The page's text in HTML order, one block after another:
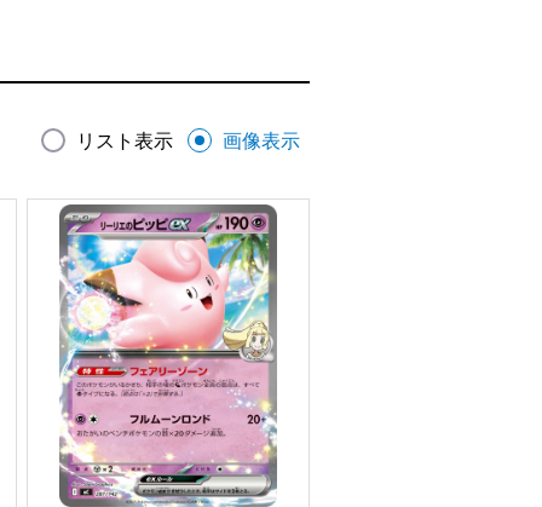
リスト表示 画像表示